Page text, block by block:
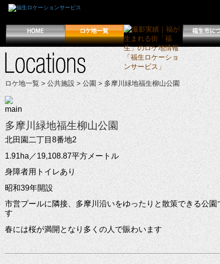
ロケ地一覧> 公共施設 >公園 > 多摩川緑地福生柳山公園
多摩川緑地福生柳山公園
北田園二丁目8番地2
1.91ha／19,108.87平方メートル
身障者用トイレあり
昭和39年開設
市営プールに隣接、多摩川沿いをゆったりと散策できる公園
す
春には桜が満開となり多くの人で賑わいます